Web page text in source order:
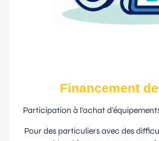
Financement
Participation à l'achat
Pour des particuliers avec des